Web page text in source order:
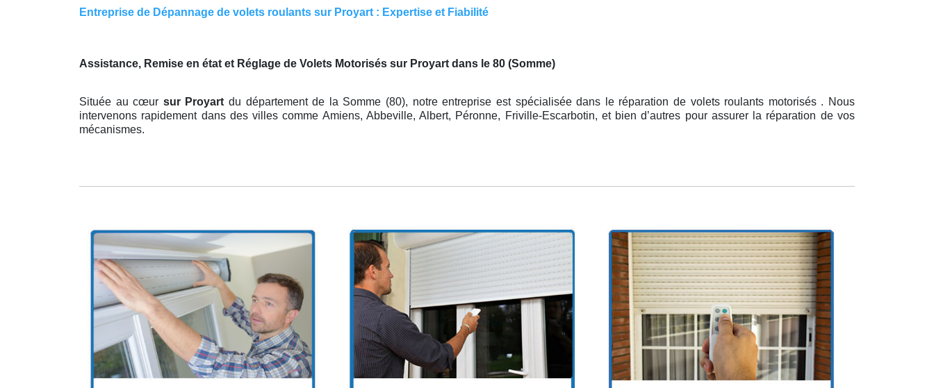
Entreprise de Dépannage de volets roulants sur Proyart : Expertise et Fiabilité
Assistance, Remise en état et Réglage de Volets Motorisés sur Proyart dans le 80 (Somme)
Située au cœur sur Proyartdu département de la Somme (80), notre entreprise est spécialisée dans le réparation de volets roulants motorisés . Nous
intervenons rapidement dans des villes comme Amiens, Abbeville, Albert, Péronne, Friville-Escarbotin, et bien d’autres pour assurer la réparation de vos
mécanismes.